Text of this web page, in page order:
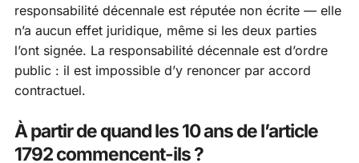
responsabilité décennale est réputée non écrite — elle
n’a aucun effet juridique, même si les deux parties
l’ont signée. La responsabilité décennale est d’ordre
public : il est impossible d’y renoncer par accord
contractuel.
À partir de quand les 10 ans de l’article
1792 commencent-ils ?